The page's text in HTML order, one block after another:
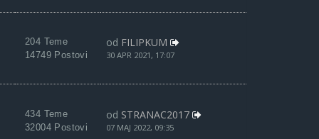
204 Teme
14749 Postovi
od FILIPKUM
30 APR 2021, 17:07
434 Teme
32004 Postovi
od STRANAC2017
07 MAJ 2022, 09:35